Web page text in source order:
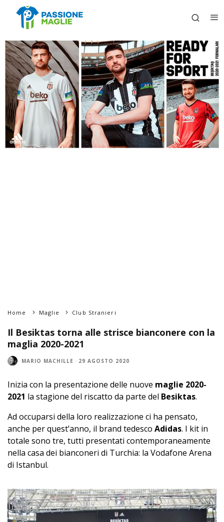
Home Maglie Club Stranieri
Il Besiktas torna alle strisce bianconere con la
maglia 2020-2021
MARIO MACHILLE · 29 AGOSTO 2020
Inizia con la presentazione delle nuove maglie 2020-
2021 la stagione del riscatto da parte del Besiktas.
Ad occuparsi della loro realizzazione ci ha pensato,
anche per quest’anno, il brand tedesco Adidas. I kit in
totale sono tre, tutti presentati contemporaneamente
nella casa dei bianconeri di Turchia: la Vodafone Arena
di Istanbul.